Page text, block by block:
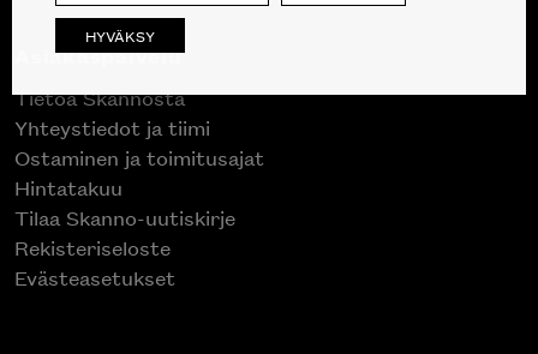
Asiakaspalvelu
Tietoa Skannosta
Yhteystiedot ja tiimi
Ostaminen ja toimitusajat
Hintatakuu
Tilaa Skanno-uutiskirje
Rekisteriseloste
Evästeasetukset
HYVÄKSY